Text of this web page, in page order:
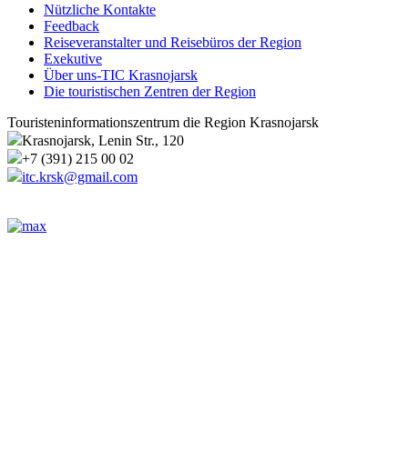
Nützliche Kontakte
Feedback
Reiseveranstalter und Reisebüros der Region
Exekutive
Über uns-TIC Krasnojarsk
Die touristischen Zentren der Region
Touristeninformationszentrum die Region Krasnojarsk
Krasnojarsk, Lenin Str., 120
+7 (391) 215 00 02
itc.krsk@gmail.com